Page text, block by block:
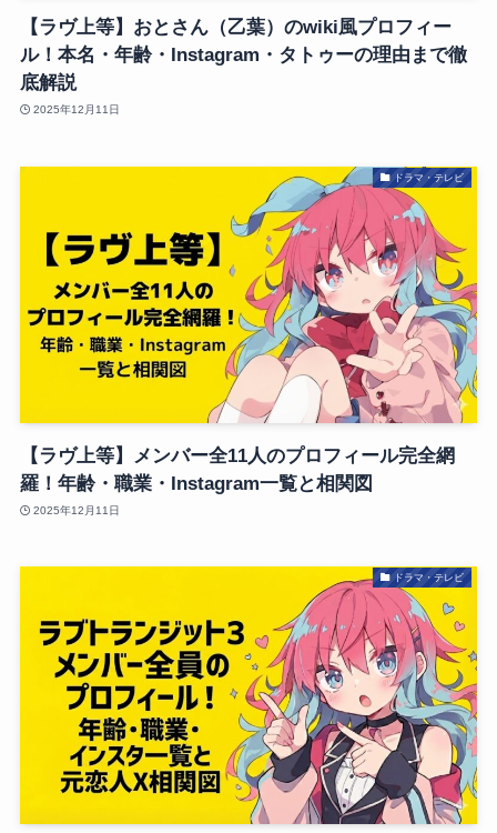
【ラヴ上等】おとさん（乙葉）のwiki風プロフィー
ル！本名・年齢・Instagram・タトゥーの理由まで徹
底解説
2025年12月11日
ドラマ・テレビ
【ラヴ上等】メンバー全11人のプロフィール完全網
羅！年齢・職業・Instagram一覧と相関図
2025年12月11日
ドラマ・テレビ